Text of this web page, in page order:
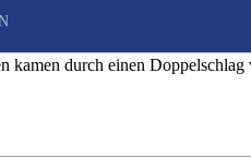
der Runde
durch einen